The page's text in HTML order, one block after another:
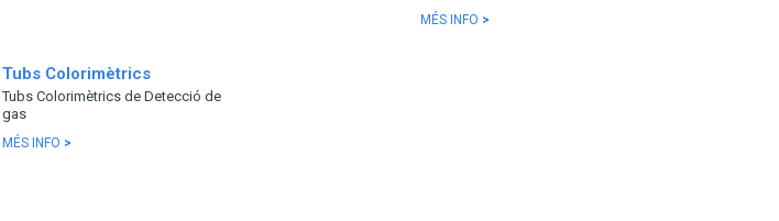
MÉS INFO >
Tubs Colorimètrics
Tubs Colorimètrics de Detecció de
gas
MÉS INFO >